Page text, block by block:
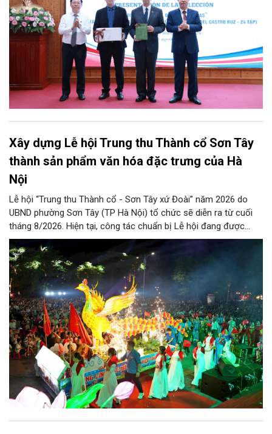
Xây dựng Lễ hội Trung thu Thành cổ Sơn Tây
thành sản phẩm văn hóa đặc trưng của Hà
Nội
Lễ hội “Trung thu Thành cổ - Sơn Tây xứ Đoài” năm 2026 do
UBND phường Sơn Tây (TP Hà Nội) tổ chức sẽ diễn ra từ cuối
tháng 8/2026. Hiện tại, công tác chuẩn bị Lễ hội đang được
chính quyền phường Sơn Tây cùng các phòng, ban, ngành, đơn
vị và 25 tổ dân phố khẩn trương triển khai, tạo khí thế sôi nổi,
sẵn sàng mang đến cho Nhân dân và du khách một mùa Trung
thu quy mô, đặc sắc và giàu bản sắc văn hóa xứ Đoài.